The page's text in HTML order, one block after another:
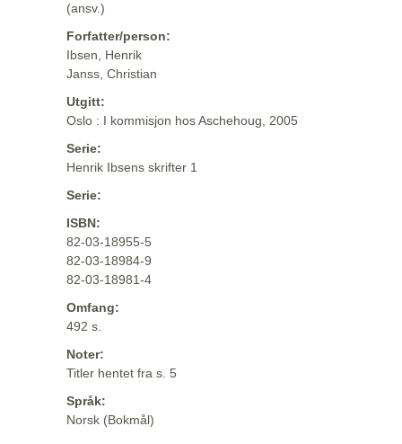
(ansv.)
Forfatter/person:
Ibsen, Henrik
Janss, Christian
Utgitt:
Oslo : I kommisjon hos Aschehoug, 2005
Serie:
Henrik Ibsens skrifter 1
Serie:
ISBN:
82-03-18955-5
82-03-18984-9
82-03-18981-4
Omfang:
492 s.
Noter:
Titler hentet fra s. 5
Språk:
Norsk (Bokmål)